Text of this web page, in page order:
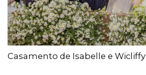
Casamento de Isabelle e Wicliffy